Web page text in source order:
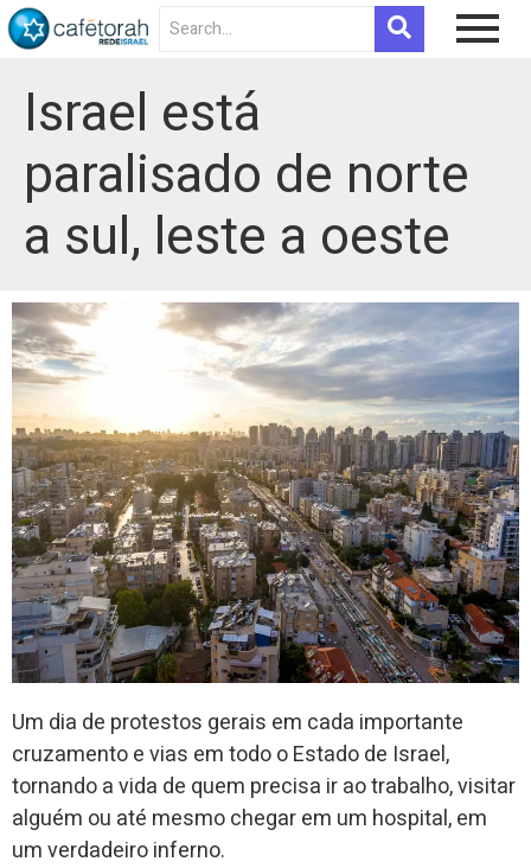
Israel está
paralisado de norte
a sul, leste a oeste
Um dia de protestos gerais em cada importante
cruzamento e vias em todo o Estado de Israel,
tornando a vida de quem precisa ir ao trabalho, visitar
alguém ou até mesmo chegar em um hospital, em
um verdadeiro inferno.